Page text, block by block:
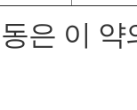
은 이